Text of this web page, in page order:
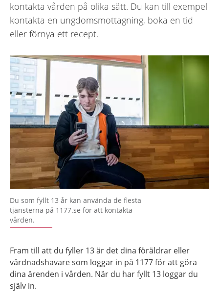
kontakta vården på olika sätt. Du kan till exempel
kontakta en ungdomsmottagning, boka en tid
eller förnya ett recept.
Du som fyllt 13 år kan använda de flesta
tjänsterna på 1177.se för att kontakta
vården.
Fram till att du fyller 13 är det dina föräldrar eller
vårdnadshavare som loggar in på 1177 för att göra
dina ärenden i vården. När du har fyllt 13 loggar du
själv in.